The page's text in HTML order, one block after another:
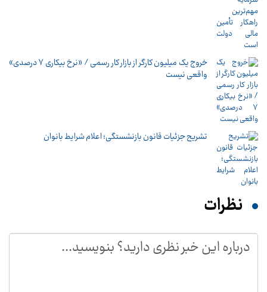
خروج یک میلیون کارگر از بازار کار رسمی / «نرخ بیکاری ۷ درصدی»
واقعی نیست
تشریح جزئیات قانون بازنشستگی؛ اعلام شرایط بانوان
نظرات